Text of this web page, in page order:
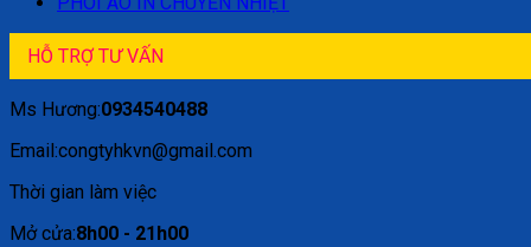
HỖ TRỢ TƯ VẤN
Ms Hương:0934540488
Email:congtyhkvn@gmail.com
Thời gian làm việc
Mở cửa:8h00 - 21h00